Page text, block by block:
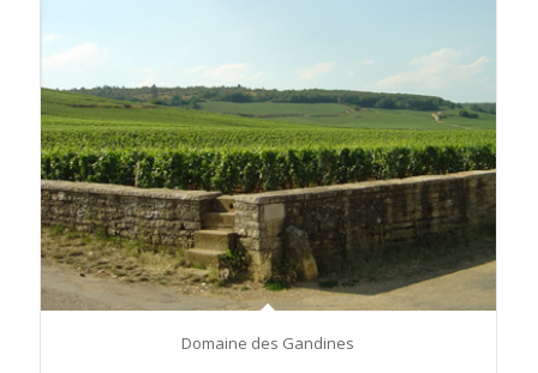
Domaine des Gandines